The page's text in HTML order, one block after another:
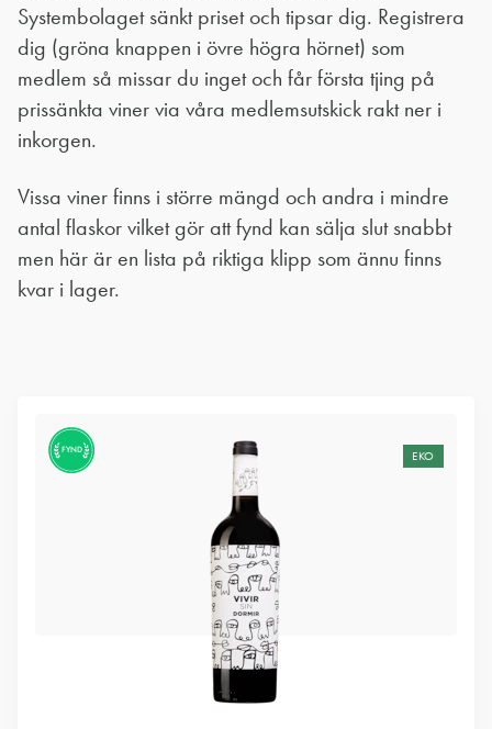
Systembolaget sänkt priset och tipsar dig. Registrera
dig (gröna knappen i övre högra hörnet) som
medlem så missar du inget och får första tjing på
prissänkta viner via våra medlemsutskick rakt ner i
inkorgen.
Vissa viner finns i större mängd och andra i mindre
antal flaskor vilket gör att fynd kan sälja slut snabbt
men här är en lista på riktiga klipp som ännu finns
kvar i lager.
FYND EKO